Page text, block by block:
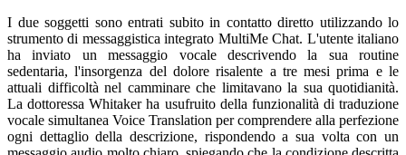
I due soggetti sono entrati subito in contatto diretto utilizzando lo
strumento di messaggistica integrato MultiMe Chat. L'utente italiano
ha inviato un messaggio vocale descrivendo la sua routine
sedentaria, l'insorgenza del dolore risalente a tre mesi prima e le
attuali difficoltà nel camminare che limitavano la sua quotidianità.
La dottoressa Whitaker ha usufruito della funzionalità di traduzione
vocale simultanea Voice Translation per comprendere alla perfezione
ogni dettaglio della descrizione, rispondendo a sua volta con un